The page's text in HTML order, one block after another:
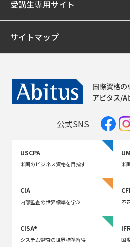
受講生専用サイト
サイトマップ
国際資格の
アビタス/
公式SNS
USCPA
米国のビジネス資格を目指す 米
CIA
内部監査の世界標準を学ぶ 不
CISA®
システム監査の世界標準習得 国